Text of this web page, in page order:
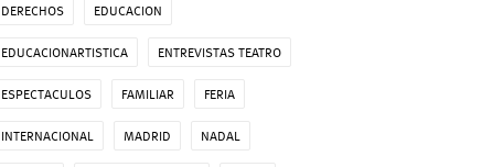
DERECHOS EDUCACION
EDUCACIONARTISTICA ENTREVISTAS TEATRO
ESPECTACULOS FAMILIAR FERIA
INTERNACIONAL MADRID NADAL